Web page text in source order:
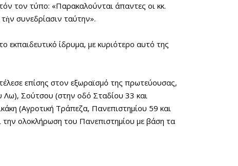
τον τύπο: «Παρακαλούνται άπαντες οι κκ.
συνεδρίασιν ταύτην».
ίδρυμα, με κυριότερο αυτό της
επίσης στον εξωραϊσμό της πρωτεύουσας,
Λω), Σούτσου (στην οδό Σταδίου 33 και
(Αγροτική Τράπεζα, Πανεπιστημίου 59 και
ολοκλήρωση του Πανεπιστημίου με βάση τα